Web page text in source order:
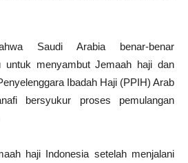
Saudi Arabia benar-benar
untuk menyambut Jemaah haji dan
Ibadah Haji (PPIH) Arab
bersyukur proses pemulangan
haji Indonesia setelah menjalani